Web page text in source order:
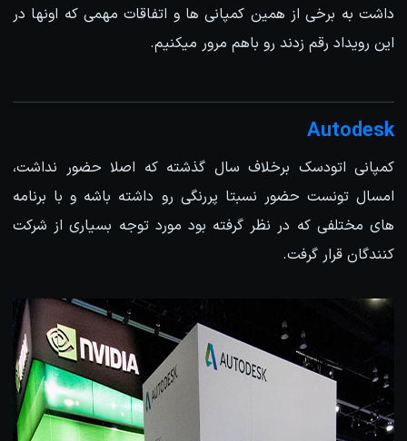
داشت به برخی از همین کمپانی ها و اتفاقات مهمی که اونها در
این رویداد رقم زدند رو باهم مرور میکنیم.
Autodesk
کمپانی اتودسک برخلاف سال گذشته که اصلا حضور نداشت،
امسال تونست حضور نسبتا پررنگی رو داشته باشه و با برنامه
های مختلفی که در نظر گرفته بود مورد توجه بسیاری از شرکت
کنندگان قرار گرفت.